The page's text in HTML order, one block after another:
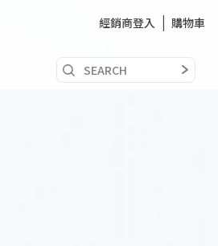
經銷商登入 購物車